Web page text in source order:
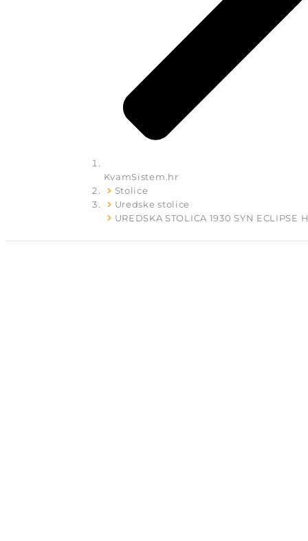
KvamSistem.hr
Stolice
Uredske stolice
UREDSKA STOLICA 1930 SYN ECLIPSE